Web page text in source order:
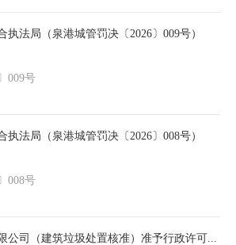
执法局（泉港城管罚决〔2026〕009号）
009号
执法局（泉港城管罚决〔2026〕008号）
008号
公司（建筑垃圾处置核准）准予行政许可...